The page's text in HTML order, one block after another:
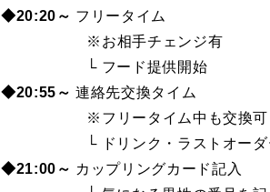
◆20:20～ フリータイム
※お相手チェンジ有
└ フード提供開始
◆20:55～ 連絡先交換タイム
※フリータイム中も交換可
└ ドリンク・ラストオーダ
◆21:00～ カップリングカード記入